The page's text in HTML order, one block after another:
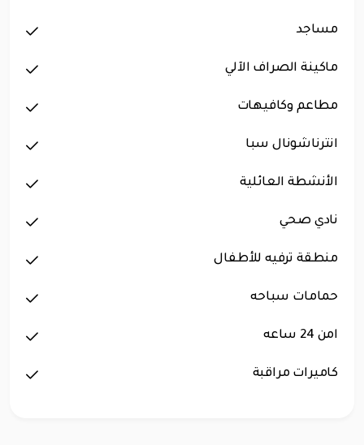
مساجد
ماكينة الصراف الآلي
مطاعم وكافيهات
انترناشونال سبا
الأنشطة العائلية
نادي صحي
منطقة ترفيه للأطفال
حمامات سباحه
امن 24 ساعه
كاميرات مراقبة